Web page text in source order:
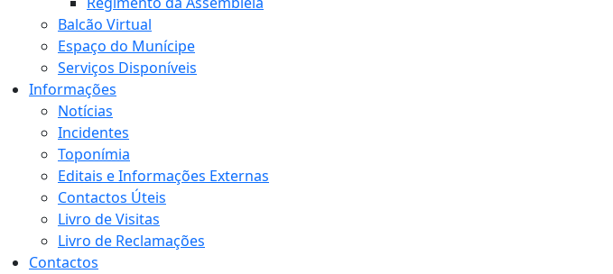
Balcão Virtual
Espaço do Munícipe
Serviços Disponíveis
Informações
Notícias
Incidentes
Toponímia
Editais e Informações Externas
Contactos Úteis
Livro de Visitas
Livro de Reclamações
Contactos